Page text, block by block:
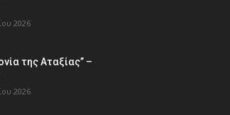
2026
της Αταξίας” –
2026